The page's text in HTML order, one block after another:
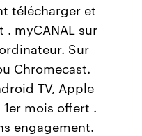
télécharger et
. myCANAL sur
Sur
Chromecast.
TV, Apple
mois offert .
engagement.